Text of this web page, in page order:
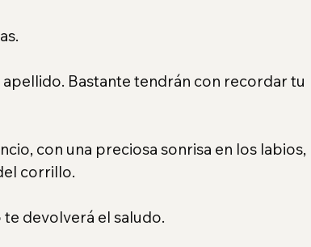
apellido. Bastante tendrán con recordar tu
con una preciosa sonrisa en los labios,
corrillo.
devolverá el saludo.